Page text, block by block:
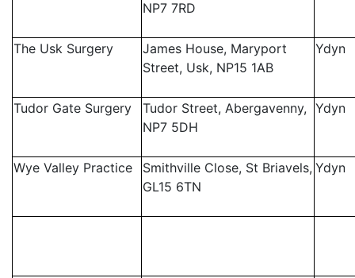
NP7 7RD
The Usk Surgery
James House, Maryport
Street, Usk, NP15 1AB
Ydyn
Tudor Gate Surgery
Tudor Street, Abergavenny,
NP7 5DH
Ydyn
Wye Valley Practice
Smithville Close, St Briavels,
GL15 6TN
Ydyn